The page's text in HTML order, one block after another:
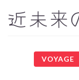
近未来
VOYAGE